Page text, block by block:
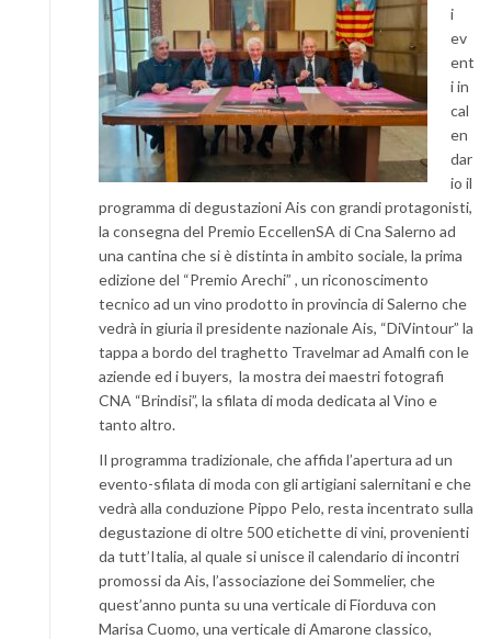
i
ev
ent
i in
cal
en
dar
io il
programma di degustazioni Ais con grandi protagonisti,
la consegna del Premio EccellenSA di Cna Salerno ad
una cantina che si è distinta in ambito sociale, la prima
edizione del “Premio Arechi” , un riconoscimento
tecnico ad un vino prodotto in provincia di Salerno che
vedrà in giuria il presidente nazionale Ais, “DiVintour” la
tappa a bordo del traghetto Travelmar ad Amalfi con le
aziende ed i buyers, la mostra dei maestri fotografi
CNA “Brindisi”, la sfilata di moda dedicata al Vino e
tanto altro.
Il programma tradizionale, che affida l’apertura ad un
evento-sfilata di moda con gli artigiani salernitani e che
vedrà alla conduzione Pippo Pelo, resta incentrato sulla
degustazione di oltre 500 etichette di vini, provenienti
da tutt’Italia, al quale si unisce il calendario di incontri
promossi da Ais, l’associazione dei Sommelier, che
quest’anno punta su una verticale di Fiorduva con
Marisa Cuomo, una verticale di Amarone classico,